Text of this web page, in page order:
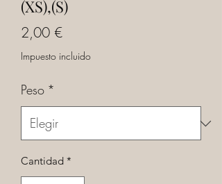
(XS),(S)
2,00 €Precio
Impuesto incluido
Peso *
Cantidad *